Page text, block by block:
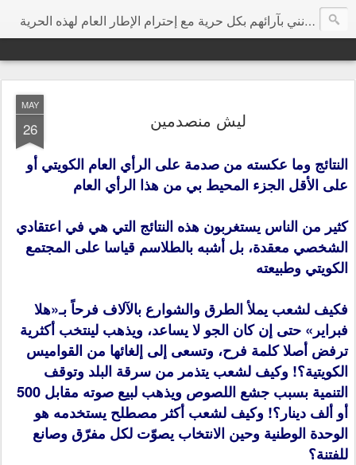
هي مساحة إرتأيت أن تكون مخصصة للتعبير عن الرأي بحرية مطلقة ودون تجريح شخصي، وأتمنى من كل الزوار الكرام أن يفيدونني بآرائهم بكل حرية مع إحترام الإطار العام لهذه الحرية
MAY
26 ليش منصدمين
النتائج وما عكسته من صدمة على الرأي العام الكويتي أو
على الأقل الجزء المحيط بي من هذا الرأي العام
كثير من الناس يستغربون هذه النتائج التي هي في اعتقادي
الشخصي معقدة، بل أشبه بالطلاسم قياسا على المجتمع
الكويتي وطبيعته
فكيف لشعب يملأ الطرق والشوارع بالآلاف فرحاً بـ«هلا
فبراير» حتى إن كان الجو لا يساعد، ويذهب لينتخب أكثرية
ترفض أصلا كلمة فرح، وتسعى إلى إلغائها من القواميس
الكويتية؟! وكيف لشعب يتذمر من سرقة البلد وتوقف
التنمية بسبب جشع اللصوص ويذهب لبيع صوته مقابل 500
أو ألف دينار؟! وكيف لشعب أكثر مصطلح يستخدمه هو
الوحدة الوطنية وحين الانتخاب يصوّت لكل مفرّق وصانع
للفتنة؟